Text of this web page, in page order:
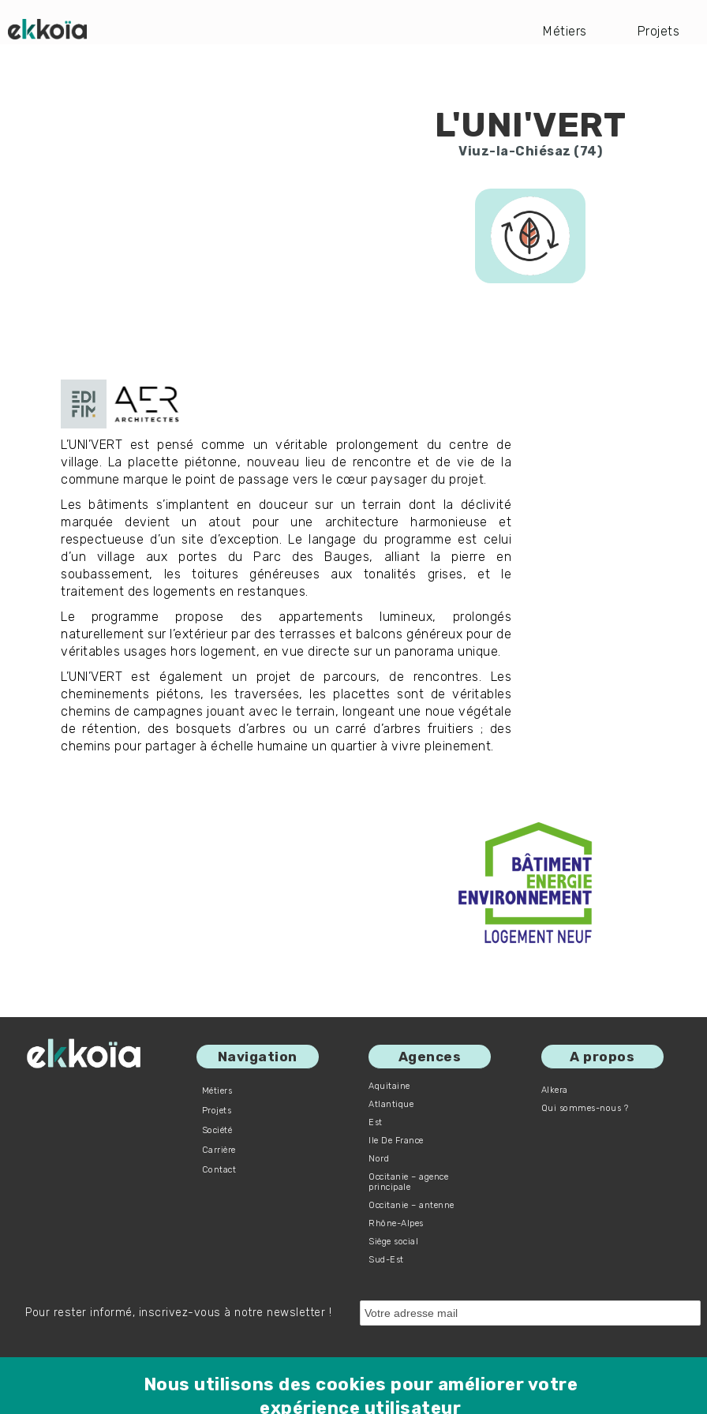
Navigation
Métiers Projets
L'UNI'VERT
Viuz-la-Chiésaz (74)
L’UNI’VERT est pensé comme un véritable prolongement du centre de
village. La placette piétonne, nouveau lieu de rencontre et de vie de la
commune marque le point de passage vers le cœur paysager du projet.
Les bâtiments s’implantent en douceur sur un terrain dont la déclivité
marquée devient un atout pour une architecture harmonieuse et
respectueuse d’un site d’exception. Le langage du programme est celui
d’un village aux portes du Parc des Bauges, alliant la pierre en
soubassement, les toitures généreuses aux tonalités grises, et le
traitement des logements en restanques.
Le programme propose des appartements lumineux, prolongés
naturellement sur l’extérieur par des terrasses et balcons généreux pour de
véritables usages hors logement, en vue directe sur un panorama unique.
L’UNI’VERT est également un projet de parcours, de rencontres. Les
cheminements piétons, les traversées, les placettes sont de véritables
chemins de campagnes jouant avec le terrain, longeant une noue végétale
de rétention, des bosquets d’arbres ou un carré d’arbres fruitiers ; des
chemins pour partager à échelle humaine un quartier à vivre pleinement.
Navigation
Métiers
Projets
Société
Carrière
Contact
Agences
Aquitaine
Atlantique
Est
Ile De France
Nord
Occitanie – agence
principale
Occitanie – antenne
Rhône-Alpes
Siège social
Sud-Est
A propos
Alkera
Qui sommes-nous ?
Pour rester informé, inscrivez-vous à notre newsletter !
Nous utilisons des cookies pour améliorer votre
expérience utilisateur